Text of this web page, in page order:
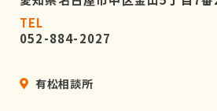
せていただいたうえで、合
内に対応いたします。
先は、次の通りです。
TEL
052-884-2027
有松相談所